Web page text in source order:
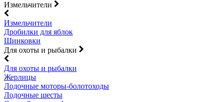
Измельчители
Измельчители
Дробилки для яблок
Шинковки
Для охоты и рыбалки
Для охоты и рыбалки
Жерлицы
Лодочные моторы-болотоходы
Лодочные шесты